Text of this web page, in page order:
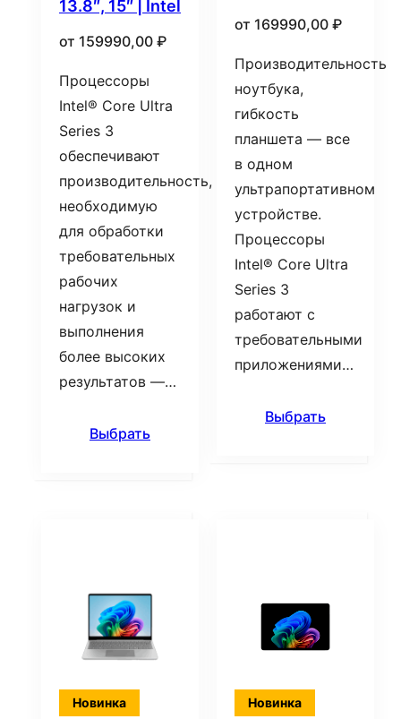
13.8″, 15″ | Intel
от 159990,00 ₽
Процессоры
Intel® Core Ultra
Series 3
обеспечивают
производительность,
необходимую
для обработки
требовательных
рабочих
нагрузок и
выполнения
более высоких
результатов —…
Выбрать
от 169990,00 ₽
Производительность
ноутбука,
гибкость
планшета — все
в одном
ультрапортативном
устройстве.
Процессоры
Intel® Core Ultra
Series 3
работают с
требовательными
приложениями…
Выбрать
Новинка Новинка